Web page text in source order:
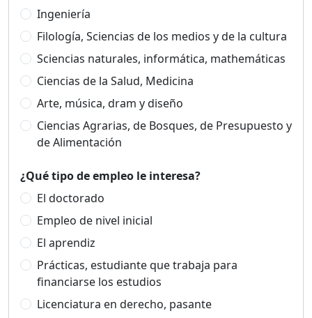
Ingeniería
Filología, Sciencias de los medios y de la cultura
Sciencias naturales, informática, mathemáticas
Ciencias de la Salud, Medicina
Arte, música, dram y diseño
Ciencias Agrarias, de Bosques, de Presupuesto y
de Alimentación
¿Qué tipo de empleo le interesa?
El doctorado
Empleo de nivel inicial
El aprendiz
Prácticas, estudiante que trabaja para
financiarse los estudios
Licenciatura en derecho, pasante